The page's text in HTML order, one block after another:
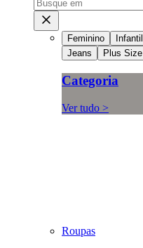
Feminino Infantil
Jeans
Plus Size
Categoria
Ver tudo >
Roupas